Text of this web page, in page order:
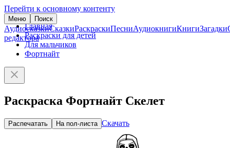
Перейти к основному контенту
Меню Поиск
АудиосказкиСказкиРаскраскиПесниАудиокнигиКнигиЗагадки
редактора
Главная
Раскраски для детей
Для мальчиков
Фортнайт
Раскраска Фортнайт Скелет
Распечатать На пол-листа Скачать